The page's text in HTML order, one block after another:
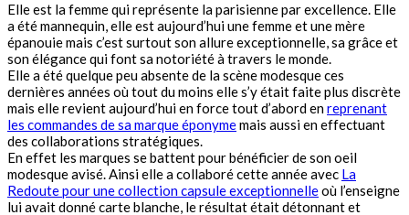
Elle est la femme qui représente la parisienne par excellence. Elle
a été mannequin, elle est aujourd’hui une femme et une mère
épanouie mais c’est surtout son allure exceptionnelle, sa grâce et
son élégance qui font sa notoriété à travers le monde.
Elle a été quelque peu absente de la scène modesque ces
dernières années où tout du moins elle s’y était faite plus discrète
mais elle revient aujourd’hui en force tout d’abord enreprenant
les commandes de sa marque éponymemais aussi en effectuant
des collaborations stratégiques.
En effet les marques se battent pour bénéficier de son oeil
modesque avisé. Ainsi elle a collaboré cette année avec La
Redoute pour une collection capsule exceptionnelleoù l’enseigne
lui avait donné carte blanche, le résultat était détonnant et